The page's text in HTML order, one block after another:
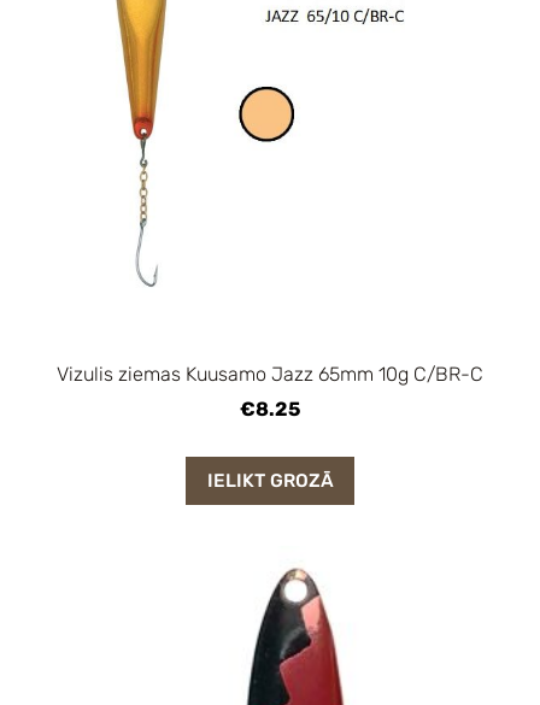
Vizulis ziemas Kuusamo Jazz 65mm 10g C/BR-C
€8.25
IELIKT GROZĀ